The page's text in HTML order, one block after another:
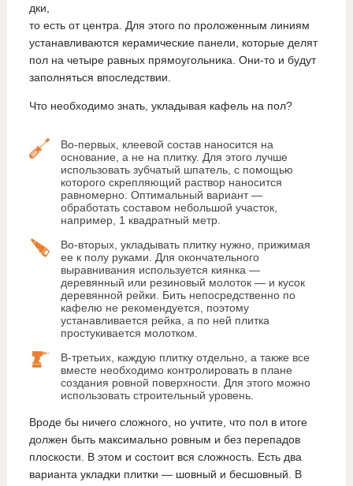
дки,
то есть от центра. Для этого по проложенным линиям
устанавливаются керамические панели, которые делят
пол на четыре равных прямоугольника. Они-то и будут
заполняться впоследствии.
Что необходимо знать, укладывая кафель на пол?
Во-первых, клеевой состав наносится на
основание, а не на плитку. Для этого лучше
использовать зубчатый шпатель, с помощью
которого скрепляющий раствор наносится
равномерно. Оптимальный вариант —
обработать составом небольшой участок,
например, 1 квадратный метр.
Во-вторых, укладывать плитку нужно, прижимая
ее к полу руками. Для окончательного
выравнивания используется киянка —
деревянный или резиновый молоток — и кусок
деревянной рейки. Бить непосредственно по
кафелю не рекомендуется, поэтому
устанавливается рейка, а по ней плитка
простукивается молотком.
В-третьих, каждую плитку отдельно, а также все
вместе необходимо контролировать в плане
создания ровной поверхности. Для этого можно
использовать строительный уровень.
Вроде бы ничего сложного, но учтите, что пол в итоге
должен быть максимально ровным и без перепадов
плоскости. В этом и состоит вся сложность. Есть два
варианта укладки плитки — шовный и бесшовный. В